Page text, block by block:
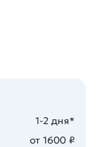
1-2 дня*
от 1600 ₽